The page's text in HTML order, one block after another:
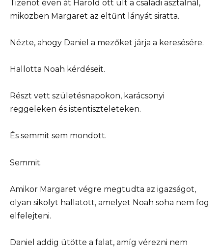
Tizenöt éven át Harold ott ült a családi asztalnál,
miközben Margaret az eltűnt lányát siratta.
Nézte, ahogy Daniel a mezőket járja a keresésére.
Hallotta Noah kérdéseit.
Részt vett születésnapokon, karácsonyi
reggeleken és istentiszteleteken.
És semmit sem mondott.
Semmit.
Amikor Margaret végre megtudta az igazságot,
olyan sikolyt hallatott, amelyet Noah soha nem fog
elfelejteni.
Daniel addig ütötte a falat, amíg vérezni nem